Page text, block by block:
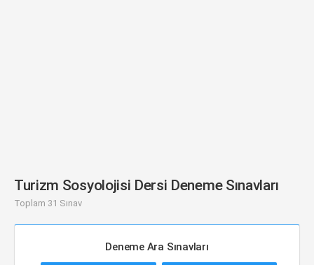
Turizm Sosyolojisi Dersi Deneme Sınavları
Toplam 31 Sınav
Deneme Ara Sınavları